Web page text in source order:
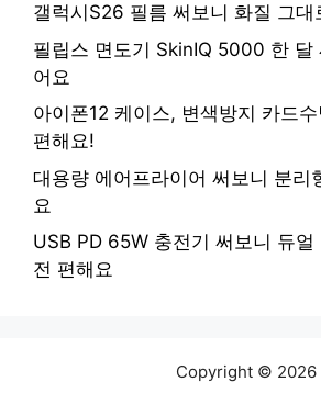
갤럭시S26 필름 써보니 화질 그대
필립스 면도기 SkinIQ 5000 한 달
어요
아이폰12 케이스, 변색방지 카드
편해요!
대용량 에어프라이어 써보니 분리
요
USB PD 65W 충전기 써보니 듀얼
전 편해요
Copyright © 2026